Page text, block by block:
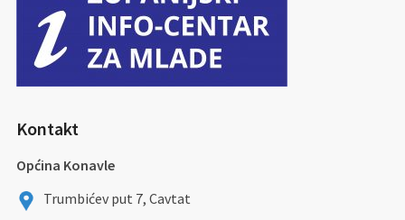
Kontakt
Općina Konavle
Trumbićev put 7, Cavtat